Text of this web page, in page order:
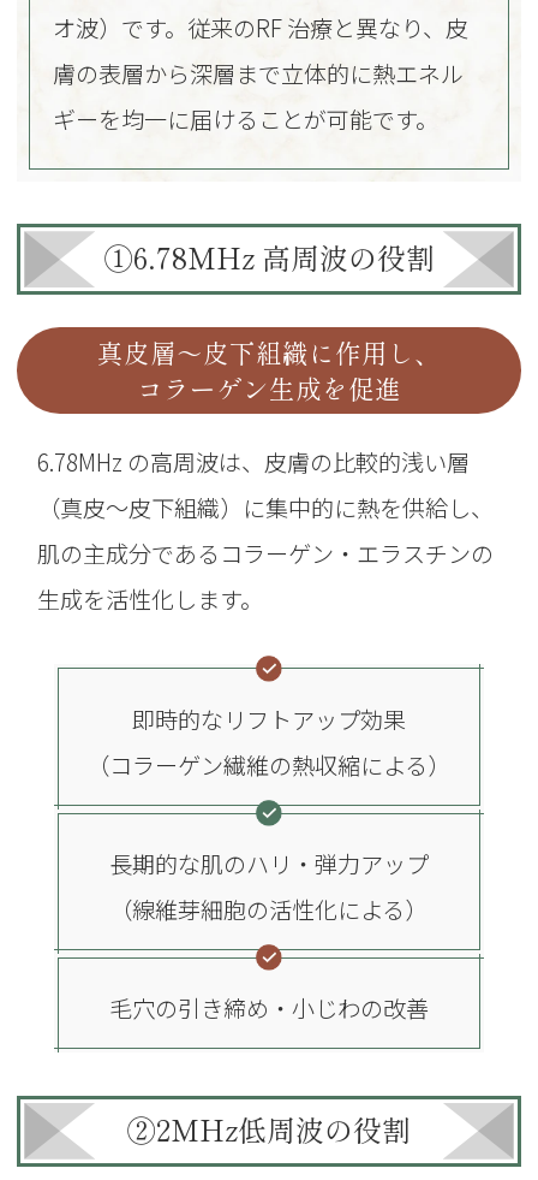
オ波）です。従来のRF 治療と異なり、 皮
膚の表層から深層まで立体的に熱エネル
ギーを均一に届けることが可能です。
①6.78MHz 高周波の役割
真皮層～皮下組織に作用し、
コラーゲン生成を促進
6.78MHz の高周波は、皮膚の比較的浅い層
（真皮～皮下組織）に集中的に熱を供給し、
肌の主成分であるコラーゲン・エラスチンの
生成を活性化します。
即時的なリフトアップ効果
（コラーゲン繊維の熱収縮による）
長期的な肌のハリ・弾力アップ
（線維芽細胞の活性化による）
毛穴の引き締め・小じわの改善
②2MHz低周波の役割